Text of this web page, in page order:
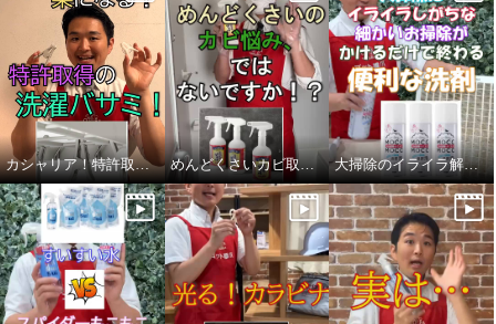
カシャリア！特許取得済み洗濯バサミの秘密！ めんどくさいカビ取りには！スパイダージェル！ 大掃除のイライラ解消！